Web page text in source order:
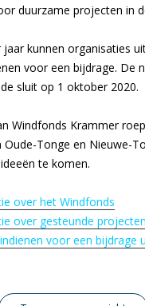
duurzame projecten in
jaar kunnen organisaties
voor een bijdrage. De
sluit op 1 oktober 2020.
Windfonds Krammer
Oude-Tonge en Nieuwe-
te komen.
over het Windfonds
over gesteunde projecten
voor een bijdrage